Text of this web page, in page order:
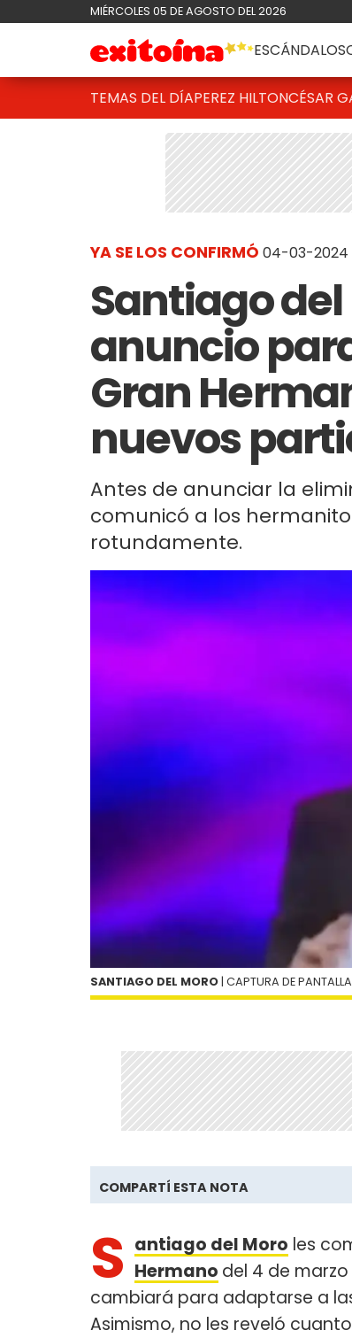
MIÉRCOLES 05 DE AGOSTO DEL 2026
ESCÁNDALOS
TEMAS DEL DÍAPEREZ HILTONCÉSAR
YA SE LOS CONFIRMÓ 04-03-2024
Santiago
anuncio
Gran
nuevos
Antes de anunciar la
comunicó a los
rotundamente.
SANTIAGO DEL MORO | CAPTURA DE PANTALLA
COMPARTÍ ESTA NOTA
S antiago del Moro les
Hermano del 4 de
cambiará para adaptarse a
Asimismo, no les reveló